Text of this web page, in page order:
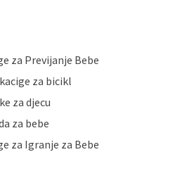
i kolačića koju možete pročitati
mjera zaštite osobnih podataka od
čuva povjerljivost Vaših osobnih
osobnih podataka samo onim svojim
zakonima. Napominjemo da
bez naknade i objašnjenja odustati od
Vaših osobnih podataka. Opoziv
za Previjanje Bebe
za bicikl
za djecu
za bebe
za Igranje za Bebe